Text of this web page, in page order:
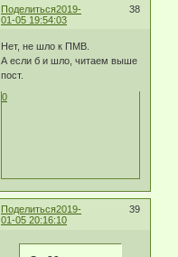
Поделиться 38
2019-
01-05 19:54:03
Нет, не шло к ПМВ.
А если б и шло, читаем выше
пост.
0
Поделиться 39
2019-
01-05 20:16:10